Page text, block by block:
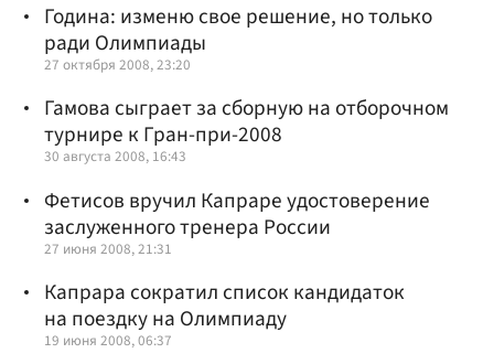
Година: изменю свое решение, но только
ради Олимпиады
27 октября 2008, 23:20
Гамова сыграет за сборную на отборочном
турнире к Гран-при-2008
30 августа 2008, 16:43
Фетисов вручил Капраре удостоверение
заслуженного тренера России
27 июня 2008, 21:31
Капрара сократил список кандидаток
на поездку на Олимпиаду
19 июня 2008, 06:37